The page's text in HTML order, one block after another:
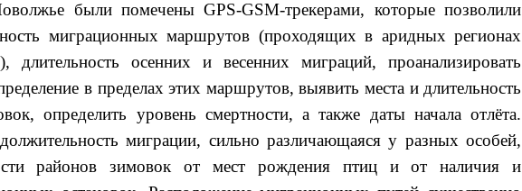
были помечены GPS-GSM-трекерами, которые позволили
миграционных маршрутов (проходящих в аридных регионах
длительность осенних и весенних миграций, проанализировать
в пределах этих маршрутов, выявить места и длительность
определить уровень смертности, а также даты начала отлёта.
миграции, сильно различающаяся у разных особей,
районов зимовок от мест рождения птиц и от наличия и